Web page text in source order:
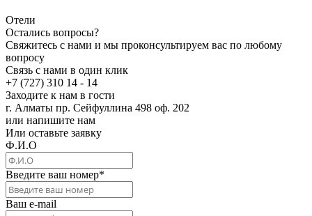
Отели
Остались вопросы?
Свяжитесь с нами и мы проконсультируем вас по любому
вопросу
Связь с нами в один клик
+7 (727) 310 14 - 14
Заходите к нам в гости
г. Алматы пр. Сейфуллина 498 оф. 202
или напишите нам
Или оставьте заявку
Ф.И.О
Введите ваш номер*
Ваш e-mail